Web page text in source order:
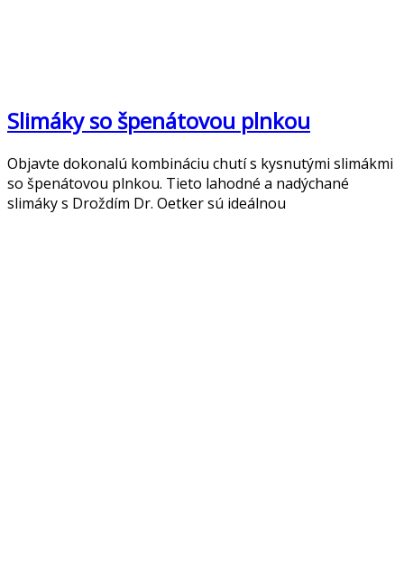
Slimáky so špenátovou plnkou
Objavte dokonalú kombináciu chutí s kysnutými slimákmi
so špenátovou plnkou. Tieto lahodné a nadýchané
slimáky s Droždím Dr. Oetker sú ideálnou